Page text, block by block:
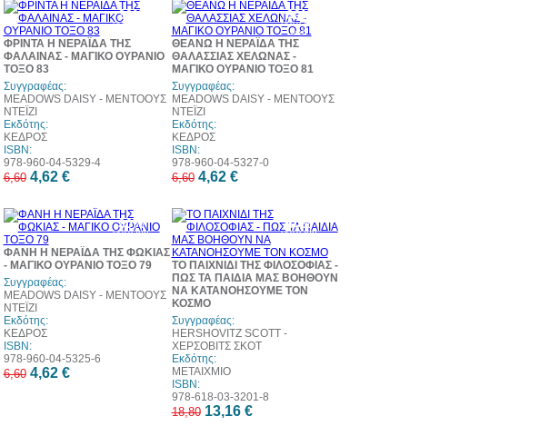
30%
έκπτωση
ΦΡΙΝΤΑ Η ΝΕΡΑΪΔΑ ΤΗΣ
ΦΑΛΑΙΝΑΣ - ΜΑΓΙΚΟ ΟΥΡΑΝΙΟ
ΤΟΞΟ 83
Συγγραφέας:
MEADOWS DAISY - ΜΕΝΤΟΟΥΣ
ΝΤΕΪΖΙ
Εκδότης:
ΚΕΔΡΟΣ
ISBN:
978-960-04-5329-4
6,60 4,62 €
30%
έκπτωση
web
ΘΕΑΝΩ Η ΝΕΡΑΪΔΑ ΤΗΣ
ΘΑΛΑΣΣΙΑΣ ΧΕΛΩΝΑΣ -
ΜΑΓΙΚΟ ΟΥΡΑΝΙΟ ΤΟΞΟ 81
Συγγραφέας:
MEADOWS DAISY - ΜΕΝΤΟΟΥΣ
ΝΤΕΪΖΙ
Εκδότης:
ΚΕΔΡΟΣ
ISBN:
978-960-04-5327-0
6,60 4,62 €
30%
έκπτωση
ΦΑΝΗ Η ΝΕΡΑΪΔΑ ΤΗΣ ΦΩΚΙΑΣ
- ΜΑΓΙΚΟ ΟΥΡΑΝΙΟ ΤΟΞΟ 79
Συγγραφέας:
MEADOWS DAISY - ΜΕΝΤΟΟΥΣ
ΝΤΕΪΖΙ
Εκδότης:
ΚΕΔΡΟΣ
ISBN:
978-960-04-5325-6
6,60 4,62 €
30%
έκπτωση
ΤΟ ΠΑΙΧΝΙΔΙ ΤΗΣ ΦΙΛΟΣΟΦΙΑΣ -
ΠΩΣ ΤΑ ΠΑΙΔΙΑ ΜΑΣ ΒΟΗΘΟΥΝ
ΝΑ ΚΑΤΑΝΟΗΣΟΥΜΕ ΤΟΝ
ΚΟΣΜΟ
Συγγραφέας:
HERSHOVITZ SCOTT -
ΧΕΡΣΟΒΙΤΣ ΣΚΟΤ
Εκδότης:
ΜΕΤΑΙΧΜΙΟ
ISBN:
978-618-03-3201-8
18,80 13,16 €